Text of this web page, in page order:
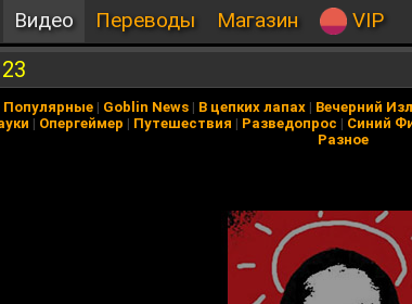
Видео Переводы Магазин VIP
Популярные | Goblin News | В цепких лапах | Вечерний
| Опергеймер | Путешествия | Разведопрос | Синий
Разное